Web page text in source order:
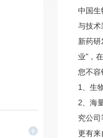
中国生
与技术
新药
业"，
您不容
1、生
2、海
究公
更有来